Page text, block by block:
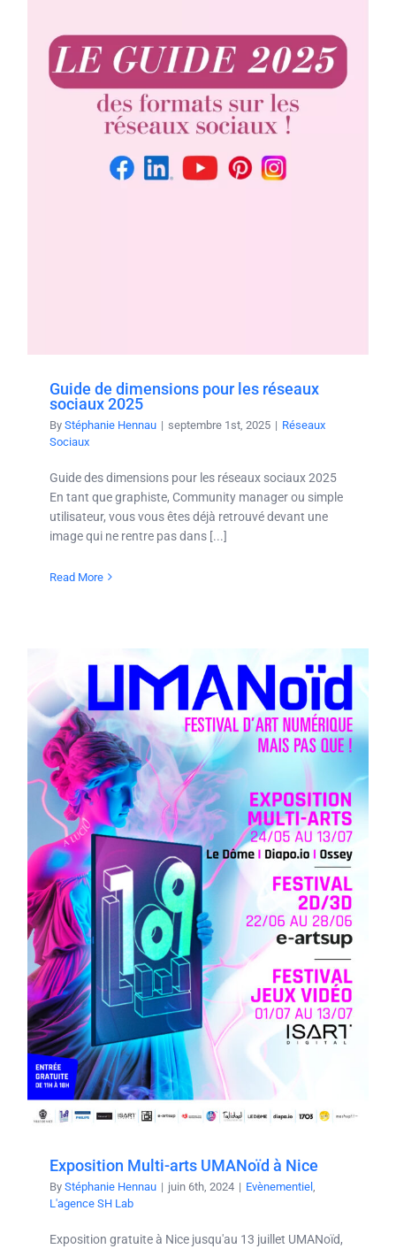
Guide de dimensions pour les réseaux
sociaux 2025
By Stéphanie Hennau | septembre 1st, 2025 | Réseaux
Sociaux
Guide des dimensions pour les réseaux sociaux 2025
En tant que graphiste, Community manager ou simple
utilisateur, vous vous êtes déjà retrouvé devant une
image qui ne rentre pas dans [...]
Read More
Exposition Multi-arts UMANoïd à Nice
By Stéphanie Hennau | juin 6th, 2024 | Evènementiel
L'agence SH Lab
Exposition gratuite à Nice jusqu'au 13 juillet UMANoïd,